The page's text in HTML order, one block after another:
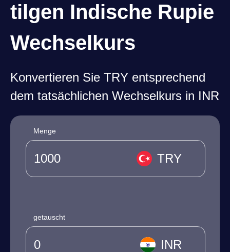
tilgen Indische Rupie
Wechselkurs
Konvertieren Sie TRY entsprechend
dem tatsächlichen Wechselkurs in INR
Menge
TRY
getauscht
INR